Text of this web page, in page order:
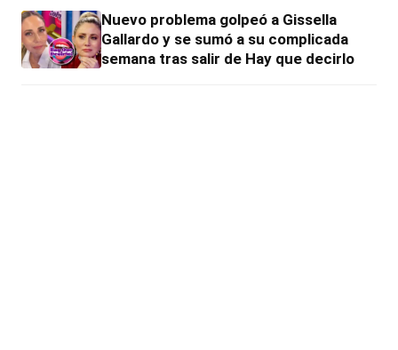
Nuevo problema golpeó a Gissella
Gallardo y se sumó a su complicada
semana tras salir de Hay que decirlo